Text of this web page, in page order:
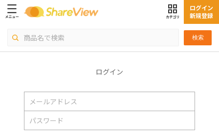
検索
ログイン
新規登録
ログイン